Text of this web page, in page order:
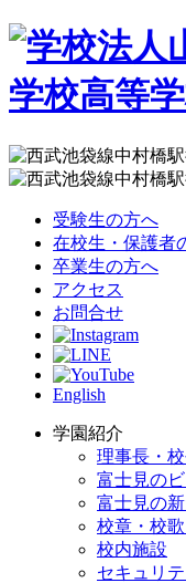
受験生の方へ
在校生・保護者
卒業生の方へ
アクセス
お問合せ
English
学園紹介
理事長・
富士見の
富士見の
校章・校
校内施設
セキュリ